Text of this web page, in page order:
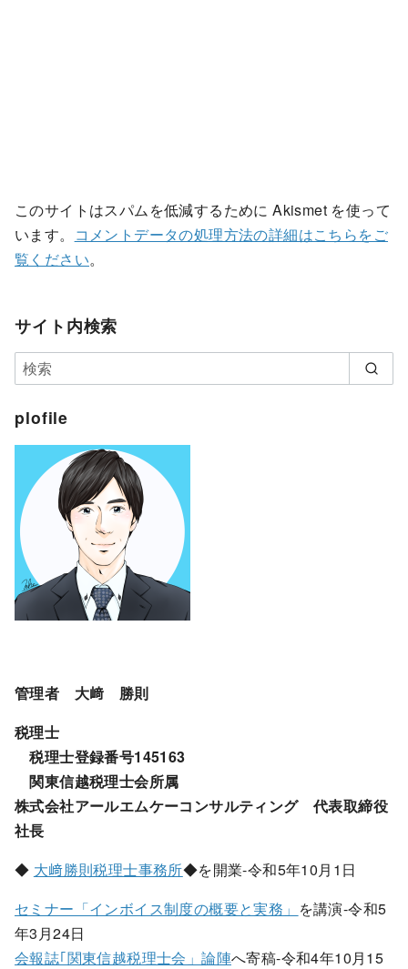
このサイトはスパムを低減するために Akismet を使って
います。
コメントデータの処理方法の詳細はこちらをご
覧ください。
サイト内検索
plofile
管理者 大﨑 勝則
税理士
税理士登録番号145163
関東信越税理士会所属
株式会社アールエムケーコンサルティング 代表取締役
社長
◆ 大﨑勝則税理士事務所◆を開業-令和5年10月1日
セミナー「インボイス制度の概要と実務」 を講演-令和5
年3月24日
会報誌｢関東信越税理士会」論陣へ寄稿-令和4年10月15